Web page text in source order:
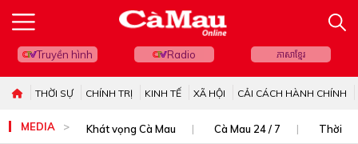
Truyền hình Radio ភាសាខ្មែរ
THỜI SỰ CHÍNH TRỊ KINH TẾ XÃ HỘI CẢI CÁCH HÀNH CHÍNH
MEDIA Khát vọng Cà Mau Cà Mau 24 / 7 Thời sự